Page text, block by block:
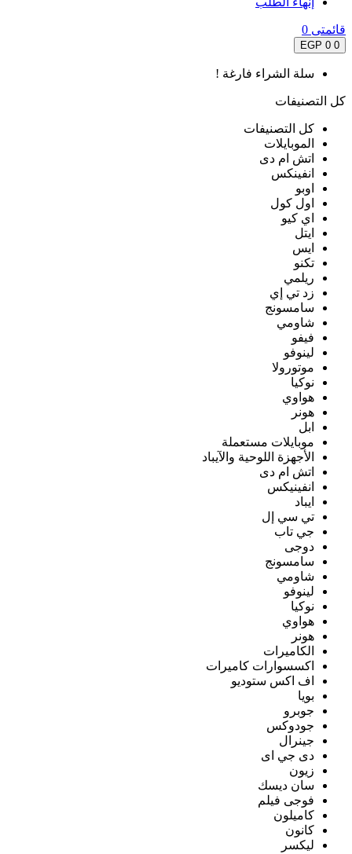
قائمتى 0
0
0 EGP
سلة الشراء فارغة !
كل التصنيفات
كل التصنيفات
الموبايلات
اتش ام دى
انفينكس
اوبو
اول كول
اي كيو
ايتل
ايس
تكنو
ريلمي
زد تي إي
سامسونج
شاومي
فيفو
لينوفو
موتورولا
نوكيا
هواوي
هونر
ابل
موبايلات مستعملة
الأجهزة اللوحية والآيباد
اتش ام دى
انفينيكس
ايباد
تي سي إل
جي تاب
دوجى
سامسونج
شاومي
لينوفو
نوكيا
هواوي
هونر
الكاميرات
اكسسوارات كاميرات
اف اكس ستوديو
بويا
جوبرو
جودوكس
جينرال
دى جي اى
زيون
سان ديسك
فوجى فيلم
كاميلون
كانون
ليكسر